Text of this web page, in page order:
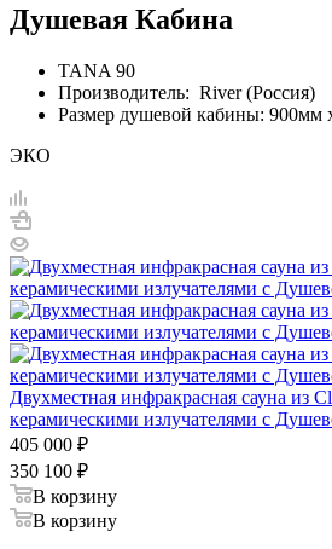
Душевая Кабина
TANA 90
Производитель: River (Россия)
Размер душевой кабины: 900мм
ЭКО
Двухместная инфракрасная сауна из
керамическими излучателями с
405 000 ₽
350 100 ₽
В корзину
В корзину